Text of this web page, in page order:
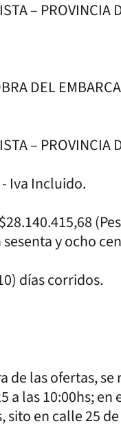
– PROVINCIA
DEL
– PROVINCIA
Iva Incluido.
y ocho
días corridos.
las ofertas,
las 10:00hs; en
en calle 25 de